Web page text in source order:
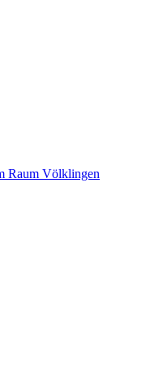
Raum Völklingen